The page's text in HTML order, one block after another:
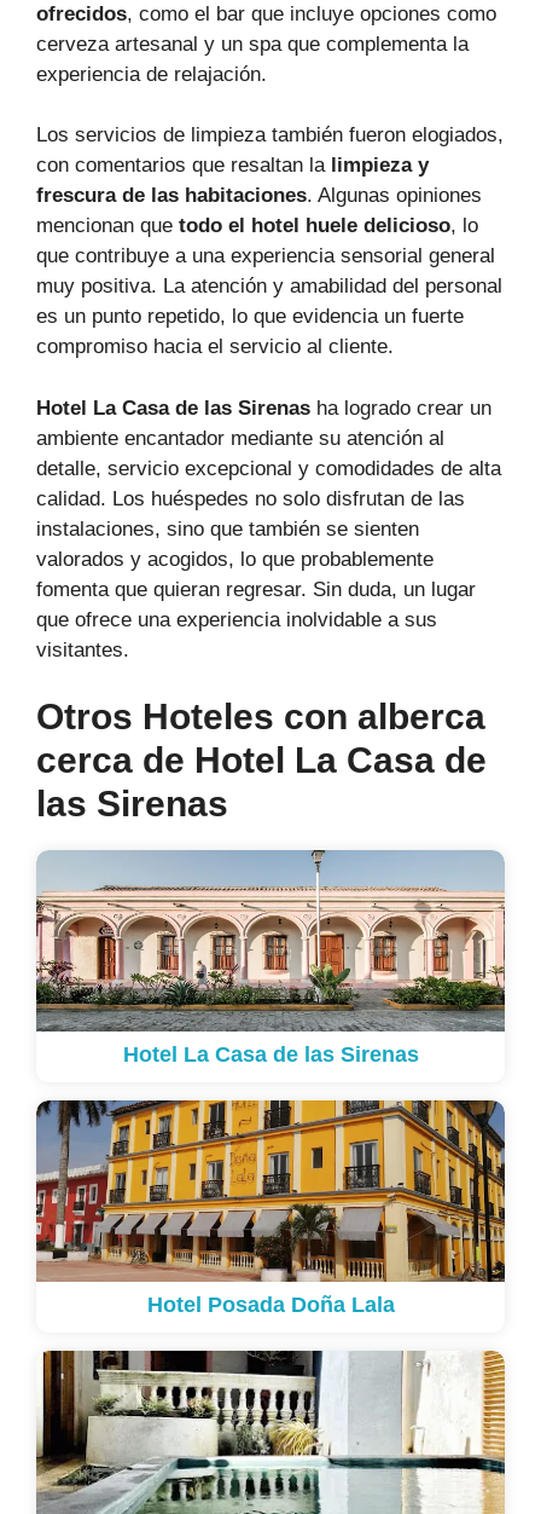
ofrecidos, como el bar que incluye opciones como
cerveza artesanal y un spa que complementa la
experiencia de relajación.
Los servicios de limpieza también fueron elogiados,
con comentarios que resaltan la limpieza y
frescura de las habitaciones. Algunas opiniones
mencionan que todo el hotel huele delicioso, lo
que contribuye a una experiencia sensorial general
muy positiva. La atención y amabilidad del personal
es un punto repetido, lo que evidencia un fuerte
compromiso hacia el servicio al cliente.
Hotel La Casa de las Sirenas ha logrado crear un
ambiente encantador mediante su atención al
detalle, servicio excepcional y comodidades de alta
calidad. Los huéspedes no solo disfrutan de las
instalaciones, sino que también se sienten
valorados y acogidos, lo que probablemente
fomenta que quieran regresar. Sin duda, un lugar
que ofrece una experiencia inolvidable a sus
visitantes.
Otros Hoteles con alberca
cerca de Hotel La Casa de
las Sirenas
Hotel La Casa de las Sirenas
Hotel Posada Doña Lala